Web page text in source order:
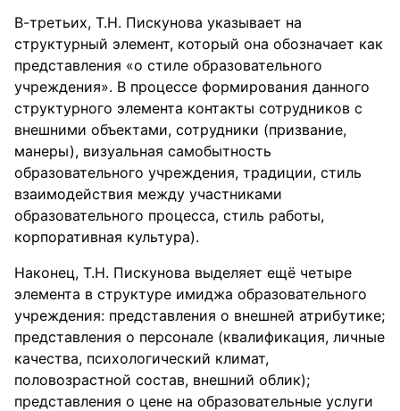
В-третьих, Т.Н. Пискунова указывает на
структурный элемент, который она обозначает как
представления «о стиле образовательного
учреждения». В процессе формирования данного
структурного элемента контакты сотрудников с
внешними объектами, сотрудники (призвание,
манеры), визуальная самобытность
образовательного учреждения, традиции, стиль
взаимодействия между участниками
образовательного процесса, стиль работы,
корпоративная культура).
Наконец, Т.Н. Пискунова выделяет ещё четыре
элемента в структуре имиджа образовательного
учреждения: представления о внешней атрибутике;
представления о персонале (квалификация, личные
качества, психологический климат,
половозрастной состав, внешний облик);
представления о цене на образовательные услуги